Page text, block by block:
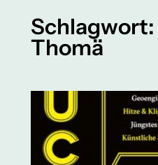
Schlagwort:
Thomä